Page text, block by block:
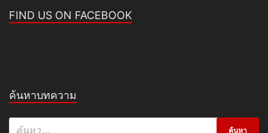
FIND US ON FACEBOOK
ค้นหาบทความ